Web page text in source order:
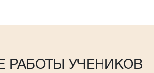
РАБОТЫ УЧЕНИКОВ